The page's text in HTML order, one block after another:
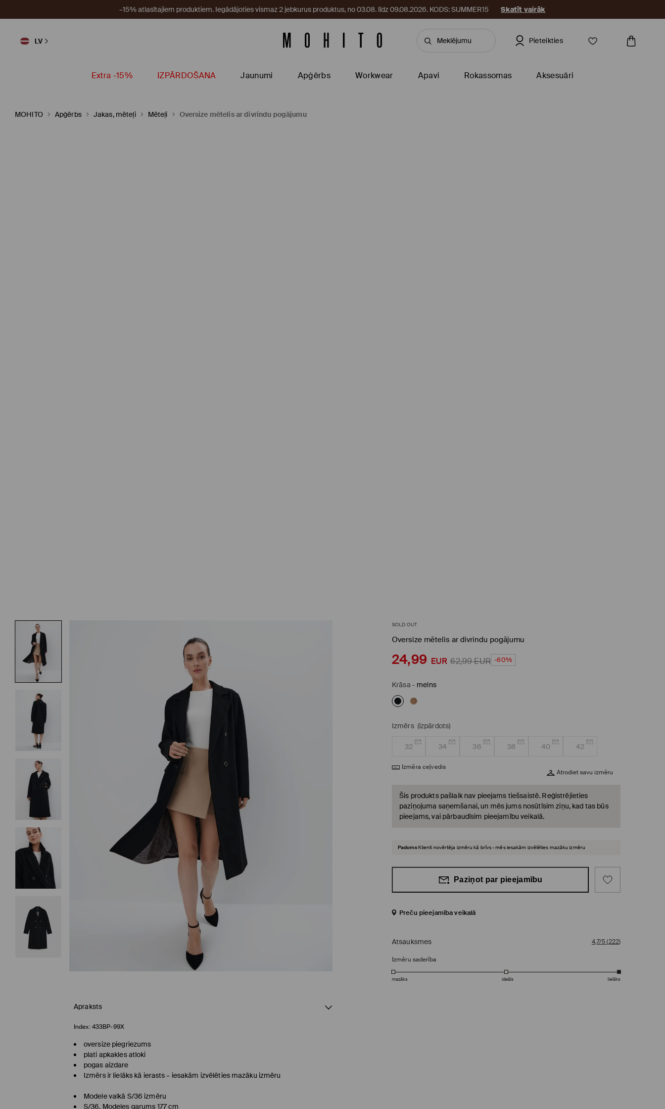
–15% atlasītajiem produktiem. Iegādājoties vismaz 2 jebkurus produktus, no 03.08. līdz 09.08.2026. KODS: SUMMER15 Skatīt vairāk
LV Pieteikties
Extra -15% IZPĀRDOŠANA Jaunumi Apģērbs Workwear Apavi Rokassomas Aksesuāri
MOHITO Apģērbs Jakas, mēteļi Mēteļi Oversize mētelis ar divrindu pogājumu
SOLD OUT
Oversize mētelis ar divrindu pogājumu
24,99 EUR 62,99EUR -60%
Krāsa - melns
Izmērs (izpārdots)
32 34 36 38 40 42
Izmēra ceļvedis
Atrodiet savu izmēru
Šis produkts pašlaik nav pieejams tiešsaistē. Reģistrējieties
paziņojuma saņemšanai, un mēs jums nosūtīsim ziņu, kad tas būs
pieejams, vai pārbaudīsim pieejamību veikalā.
Padoms Klienti novērtēja izmēru kā brīvs - mēs iesakām izvēlēties mazāku izmēru
Paziņot par pieejamību
Preču pieejamība veikalā
Atsauksmes 4,7/5(222)
Izmēru saderība
mazāks ideāls lielāks
Apraksts
Index: 433BP-99X
oversize piegriezums
plati apkakles atloki
pogas aizdare
Izmērs ir lielāks kā ierasts – iesakām izvēlēties mazāku izmēru
Modele valkā S/36 izmēru
S/36. Modeles garums 177 cm